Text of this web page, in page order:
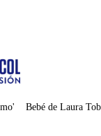
Bebé de Laura